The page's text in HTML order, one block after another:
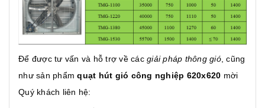
Để được tư vấn và hỗ trợ về các giải pháp thông gió, cũng
như sản phẩmquạt hút gió công nghiệp 620x620 mời
Quý khách liên hệ: